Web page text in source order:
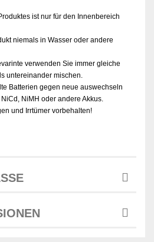
ist nur für den Innenbereich
niemals in Wasser oder andere
verwenden Sie immer gleiche
untereinander mischen.
Batterien gegen neue auswechseln
NiMH oder andere Akkus.
und Irrtümer vorbehalten!